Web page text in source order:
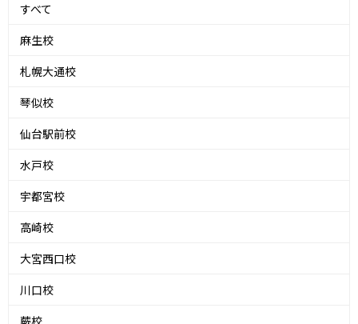
すべて
麻生校
札幌大通校
琴似校
仙台駅前校
水戸校
宇都宮校
高崎校
大宮西口校
川口校